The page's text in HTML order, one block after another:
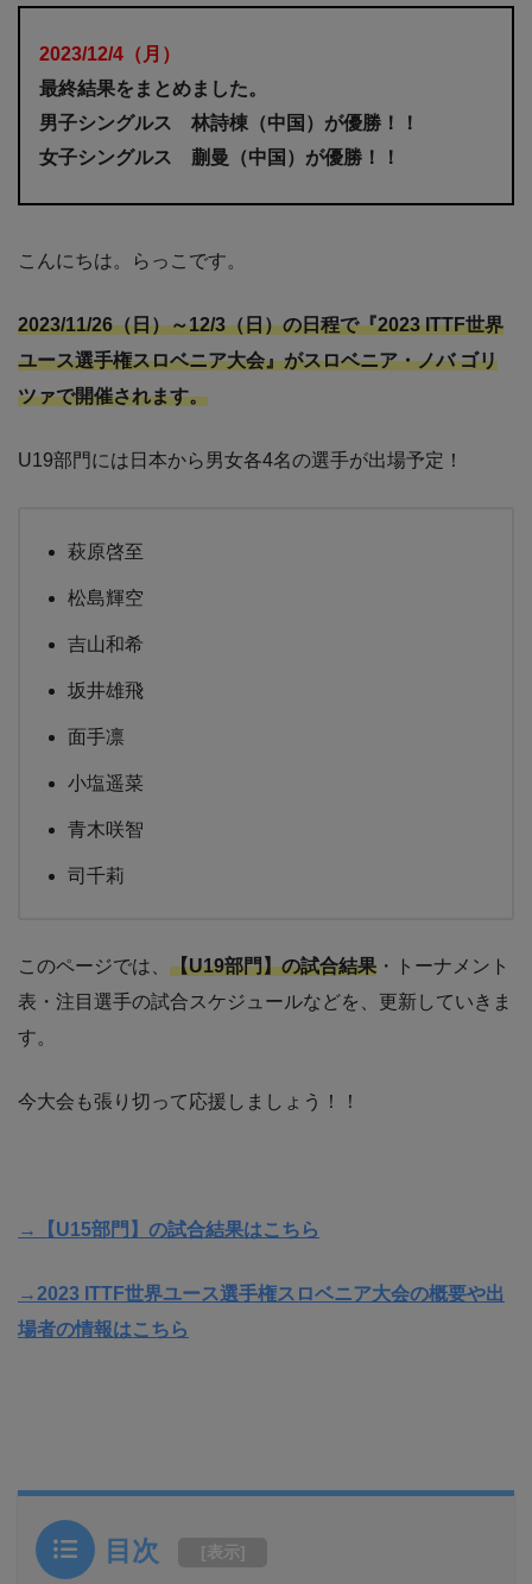
2023/12/4 （月 ）
最終結果をまとめました。
男子シングルス 林詩棟（中国）が優勝！！
女子シングルス 蒯曼（中国）が優勝！！
こんにちは。らっこです。
2023/11/26（日）～12/3（日）の日程で『2023 ITTF世界
ユース選手権スロベニア大会』がスロベニア・ノバ ゴリ
ツァで開催されます。
U19部門には日本から男女各4名の選手が出場予定！
萩原啓至
松島輝空
吉山和希
坂井雄飛
面手凛
小塩遥菜
青木咲智
司千莉
このページでは、 【U19部門】の試合結果 ・トーナメント
表・注目選手の試合スケジュールなどを、更新していきま
す。
今大会も張り切って応援しましょう！！
→【U15部門】の試合結果はこちら
→2023 ITTF世界ユース選手権スロベニア大会の概要や出
場者の情報はこちら
目次 [表示]